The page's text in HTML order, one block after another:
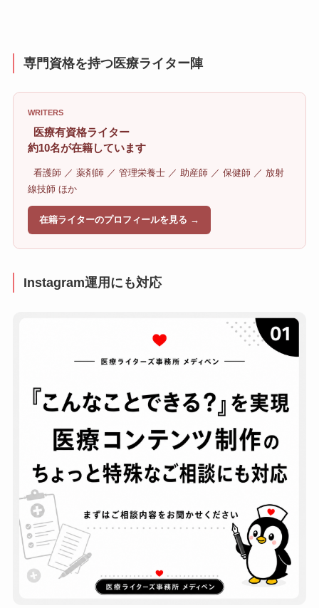
専門資格を持つ医療ライター陣
WRITERS
医療有資格ライター
約10名が在籍しています
看護師 ／ 薬剤師 ／ 管理栄養士 ／ 助産師 ／ 保健師 ／ 放射
線技師 ほか
在籍ライターのプロフィールを見る →
Instagram運用にも対応